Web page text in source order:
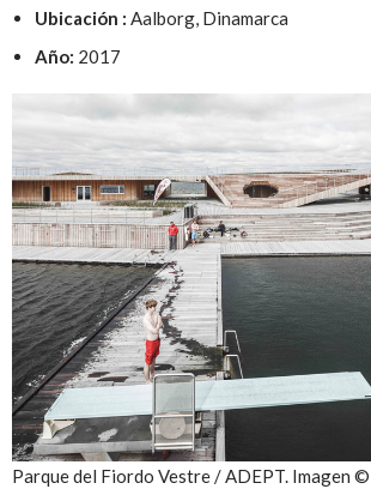
Ubicación : Aalborg, Dinamarca
Año: 2017
Parque del Fiordo Vestre / ADEPT. Imagen